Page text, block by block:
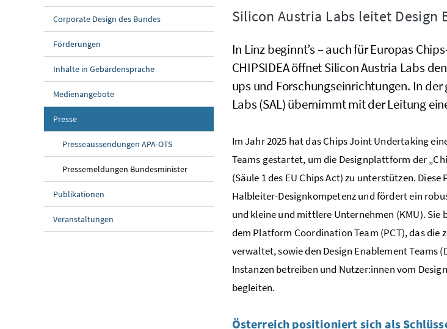
Corporate Design des Bundes
Förderungen
Inhalte in Gebärdensprache
Medienangebote
Presse
Presseaussendungen APA-OTS
Pressemeldungen Bundesminister
Publikationen
Veranstaltungen
Silicon Austria Labs leitet Design
In Linz beginnt’s – auch für Europas
CHIPSIDEA öffnetSilicon Austria Labs
ups und Forschungseinrichtungen. In der
Labs(SAL) übernimmt mit der Leitung
Im Jahr 2025 hat dasChips Joint Undertaking
Teams gestartet, um die Designplattform der „
(Säule 1 des EU Chips Act) zu unterstützen.
Halbleiter-Designkompetenz und fördert ein
und kleine und mittlere Unternehmen (KMU). Sie
dem Platform Coordination Team (PCT), das die
verwaltet, sowie den Design Enablement Teams
Instanzen betreiben und Nutzer:innen vom
begleiten.
Österreich positioniert sich als